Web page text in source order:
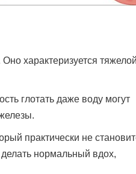
характеризуется
глотать даже воду могут
практически не
нормальный вдох,